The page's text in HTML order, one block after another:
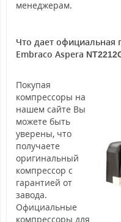
менеджерам.
Что дает официальная
Embraco Aspera
Покупая
компрессоры на
нашем сайте Вы
можете быть
уверены, что
получаете
оригинальный
компрессор с
гарантией от
завода.
Официальные
компрессоры для